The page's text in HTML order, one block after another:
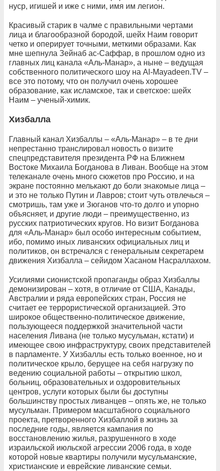
нуср, игишей и иже с ними, имя им легион.
Красивый старик в чалме с правильными чертами
лица и благообразной бородой, шейх Наим говорит
четко и оперирует точными, меткими образами. Как
мне шепнула Зейнаб ас-Саффар, в прошлом одно из
главных лиц канала «Аль-Манар», а ныне – ведущая
собственного политического шоу на Al-Mayadeen.TV –
все это потому, что он получил очень хорошее
образование, как исламское, так и светское: шейх
Наим – ученый-химик.
Хизбалла
Главный канал Хизбаллы – «Аль-Манар» – в те дни
непрестанно транслировал новость о визите
спецпредставителя президента РФ на Ближнем
Востоке Михаила Богданова в Ливан. Вообще на этом
телеканале очень много сюжетов про Россию, и на
экране постоянно мелькают до боли знакомые лица –
и это не только Путин и Лавров; стоит чуть отвлечься –
смотришь, там уже и Зюганов что-то долго и упорно
объясняет, и другие люди – преимущественно, из
русских патриотических кругов. Но визит Богданова
для «Аль-Манар» был особо интересным событием,
ибо, помимо иных ливанских официальных лиц и
политиков, он встречался с генеральным секретарем
движения Хизбалла – сейидом Хасаном Насраллахом.
Усилиями сионистской пропаганды образ Хизбаллы
демонизирован – хотя, в отличие от США, Канады,
Австралии и ряда европейских стран, Россия не
считает ее террористической организацией. Это
широкое общественно-политическое движение,
пользующееся поддержкой значительной части
населения Ливана (не только мусульман, кстати) и
имеющее свою инфраструктуру, своих представителей
в парламенте. У Хизбаллы есть только военное, но и
политическое крыло, берущее на себя нагрузку по
ведению социальной работы – открытию школ,
больниц, образовательных и оздоровительных
центров, услуги которых были бы доступны
большинству простых ливанцев – опять же, не только
мусульман. Примером масштабного социального
проекта, претворенного Хизбаллой в жизнь за
последние годы, является кампания по
восстановлению жилья, разрушенного в ходе
израильской июльской агрессии 2006 года, в ходе
которой новые квартиры получили мусульманские,
христианские и еврейские ливанские семьи.